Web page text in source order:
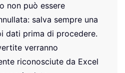
non può essere
salva sempre una
dati prima di procedere.
verranno
riconosciute da Excel